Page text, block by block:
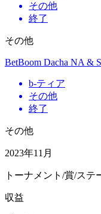
その他
終了
その他
BetBoom Dacha NA &
b-ティア
その他
終了
その他
2023年11月
トーナメント/賞/ステ
収益